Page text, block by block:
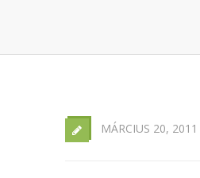
MÁRCIUS 20, 2011